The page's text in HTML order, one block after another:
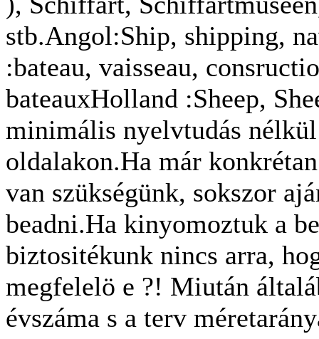
stb.Angol:Ship, shipping,
:bateau, vaisseau,
bateauxHolland :Sheep,
minimális nyelvtudás
oldalakon.Ha már
van szükségünk, sokszor
beadni.Ha kinyomoztuk a
biztositékunk nincs arra,
megfelelö e ?! Miután
évszáma s a terv